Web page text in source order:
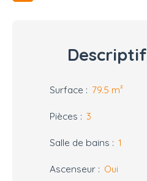
Descriptif
Surface : 79.5 m²
Pièces : 3
Salle de bains : 1
Ascenseur : Oui